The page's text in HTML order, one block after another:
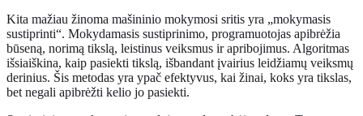
Kita mažiau žinoma mašininio mokymosi sritis yra „mokymasis
sustiprinti“. Mokydamasis sustiprinimo, programuotojas apibrėžia
būseną, norimą tikslą, leistinus veiksmus ir apribojimus. Algoritmas
išsiaiškina, kaip pasiekti tikslą, išbandant įvairius leidžiamų veiksmų
derinius. Šis metodas yra ypač efektyvus, kai žinai, koks yra tikslas,
bet negali apibrėžti kelio jo pasiekti.